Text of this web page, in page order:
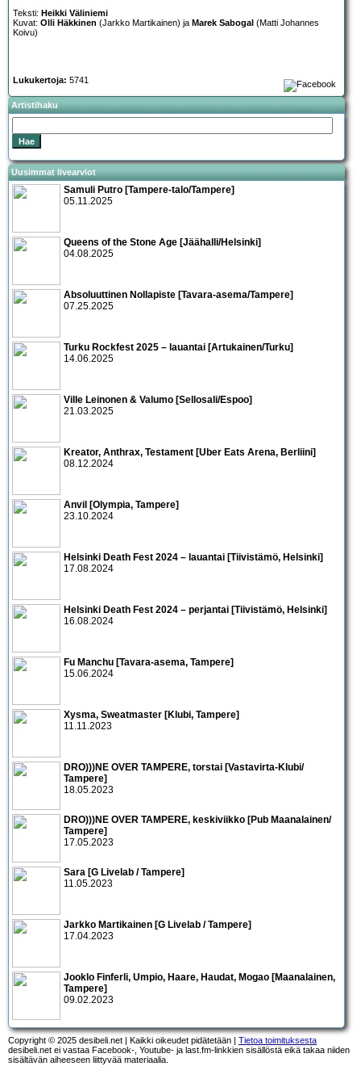
Teksti: Heikki Väliniemi
Kuvat: Olli Häkkinen (Jarkko Martikainen) ja Marek Sabogal (Matti Johannes
Koivu)
Lukukertoja: 5741
Artistihaku
Uusimmat livearviot
Samuli Putro [Tampere-talo/Tampere]
05.11.2025
Queens of the Stone Age [Jäähalli/Helsinki]
04.08.2025
Absoluuttinen Nollapiste [Tavara-asema/Tampere]
07.25.2025
Turku Rockfest 2025 – lauantai [Artukainen/Turku]
14.06.2025
Ville Leinonen & Valumo [Sellosali/Espoo]
21.03.2025
Kreator, Anthrax, Testament [Uber Eats Arena, Berliini]
08.12.2024
Anvil [Olympia, Tampere]
23.10.2024
Helsinki Death Fest 2024 – lauantai [Tiivistämö, Helsinki]
17.08.2024
Helsinki Death Fest 2024 – perjantai [Tiivistämö, Helsinki]
16.08.2024
Fu Manchu [Tavara-asema, Tampere]
15.06.2024
Xysma, Sweatmaster [Klubi, Tampere]
11.11.2023
DRO)))NE OVER TAMPERE, torstai [Vastavirta-Klubi/
Tampere]
18.05.2023
DRO)))NE OVER TAMPERE, keskiviikko [Pub Maanalainen/
Tampere]
17.05.2023
Sara [G Livelab / Tampere]
11.05.2023
Jarkko Martikainen [G Livelab / Tampere]
17.04.2023
Jooklo Finferli, Umpio, Haare, Haudat, Mogao [Maanalainen,
Tampere]
09.02.2023
Copyright © 2025 desibeli.net | Kaikki oikeudet pidätetään | Tietoa toimituksesta
desibeli.net ei vastaa Facebook-, Youtube- ja last.fm-linkkien sisällöstä eikä takaa niiden
sisältävän aiheeseen liittyvää materiaalia.